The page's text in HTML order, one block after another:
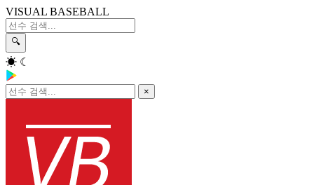
VISUAL BASEBALL
🔍
☀ ☾
×